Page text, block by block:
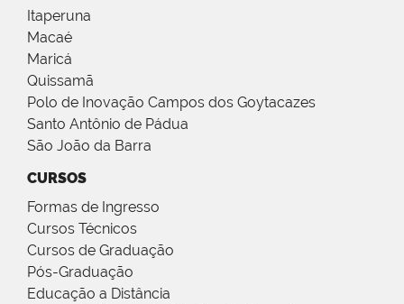
Itaperuna
Macaé
Maricá
Quissamã
Polo de Inovação Campos dos Goytacazes
Santo Antônio de Pádua
São João da Barra
CURSOS
Formas de Ingresso
Cursos Técnicos
Cursos de Graduação
Pós-Graduação
Educação a Distância